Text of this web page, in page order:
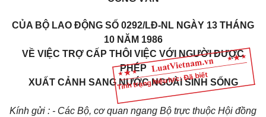
Tình trạng hiệu lực: Đã biết
CỦA BỘ LAO ĐỘNG SỐ 0292/LĐ-NL NGÀY 13 THÁNG
10 NĂM 1986
VỀ VIỆC TRỢ CẤP THÔI VIỆC VỚI NGƯỜI ĐƯỢC
PHÉP
XUẤT CẢNH SANG NƯỚC NGOÀI SINH SỐNG
Kính gửi : - Các Bộ, cơ quan ngang Bộ trực thuộc Hội đồng